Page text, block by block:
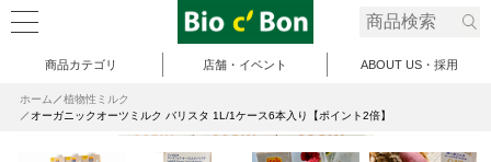
商品カテゴリ 店舗・イベント ABOUT US・採用
ホーム
植物性ミルク
オーガニックオーツミルク バリスタ 1L/1ケース6本入り【ポイント2倍】